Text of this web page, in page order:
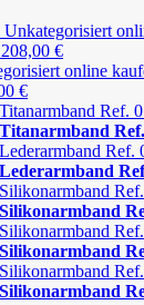
208,00 €
€